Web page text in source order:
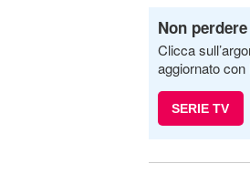
Non
Clicca
aggiornato
SERIE TV